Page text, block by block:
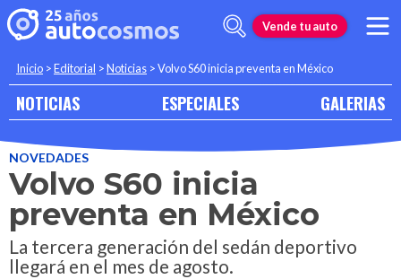
Vende tu auto
Inicio >Editorial >Noticias >Volvo S60 inicia preventa en México
NOTICIAS ESPECIALES GALERIAS
NOVEDADES
Volvo S60 inicia
preventa en México
La tercera generación del sedán deportivo
llegará en el mes de agosto.